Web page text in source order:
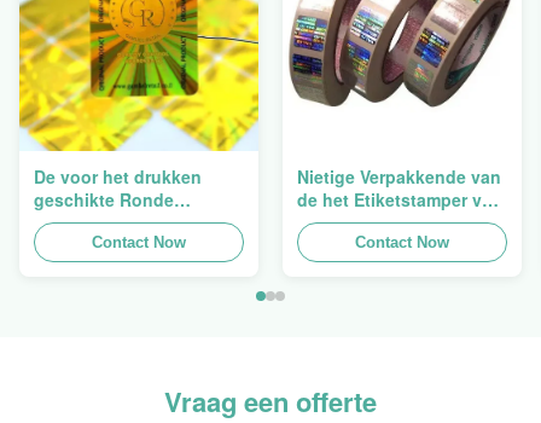
De voor het drukken
geschikte Ronde
Verpakkende
Holografische
Zelfklevende Bladen van
Contact Now
Nietige Verpakkende van
de het Etiketstamper van
de Hologramveiligheid
Duidelijke het
Hologramsticker Logo
Contact Now
Vraag een offerte